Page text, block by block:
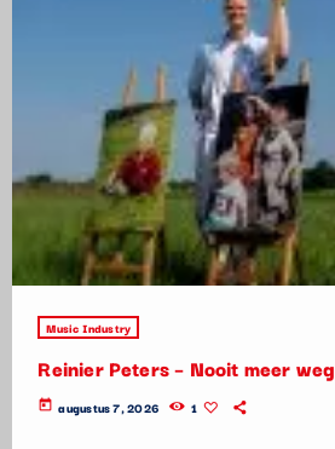
Music Industry
Reinier Peters – Nooit meer weg
today augustus 7, 2026 1